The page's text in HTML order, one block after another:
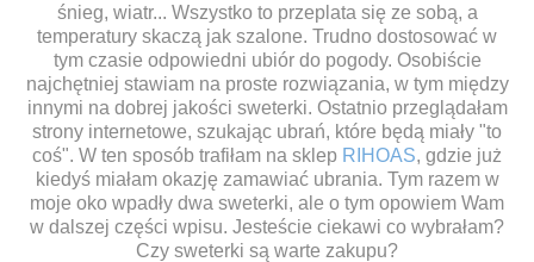
śnieg, wiatr... Wszystko to przeplata się ze sobą, a
temperatury skaczą jak szalone. Trudno dostosować w
tym czasie odpowiedni ubiór do pogody. Osobiście
najchętniej stawiam na proste rozwiązania, w tym między
innymi na dobrej jakości sweterki. Ostatnio przeglądałam
strony internetowe, szukając ubrań, które będą miały "to
coś". W ten sposób trafiłam na sklep RIHOAS, gdzie już
kiedyś miałam okazję zamawiać ubrania. Tym razem w
moje oko wpadły dwa sweterki, ale o tym opowiem Wam
w dalszej części wpisu. Jesteście ciekawi co wybrałam?
Czy sweterki są warte zakupu?